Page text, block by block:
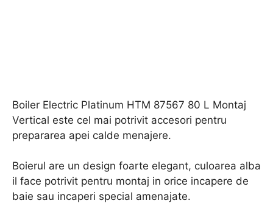
Boiler Electric Platinum HTM 87567 80 L Montaj
Vertical este cel mai potrivit accesori pentru
prepararea apei calde menajere.
Boierul are un design foarte elegant, culoarea alba
il face potrivit pentru montaj in orice incapere de
baie sau incaperi special amenajate.